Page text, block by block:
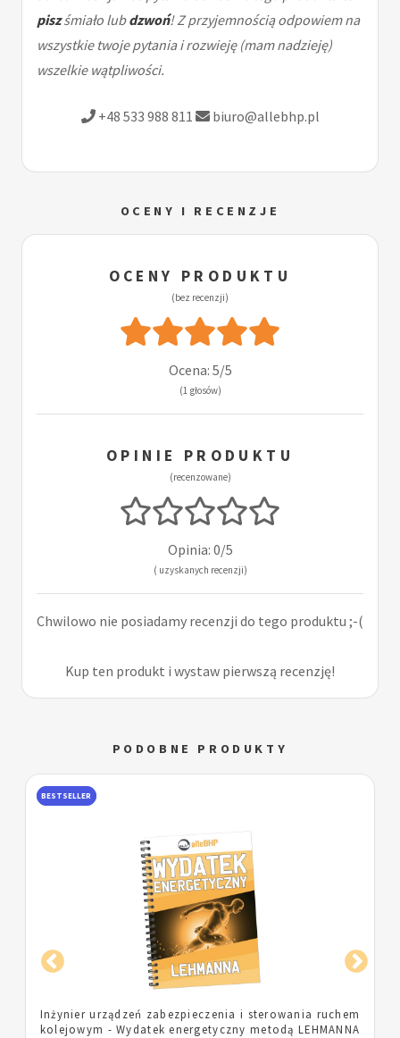
piszśmiało lubdzwoń! Z przyjemnością odpowiem na
wszystkie twoje pytania i rozwieję (mam nadzieję)
wszelkie wątpliwości.
+48 533 988 811 biuro@allebhp.pl
OCENY I RECENZJE
OCENY PRODUKTU
(bez recenzji)
Ocena: 5/5
(1 głosów)
OPINIE PRODUKTU
(recenzowane)
Opinia: 0/5
( uzyskanych recenzji)
Chwilowo nie posiadamy recenzji do tego produktu ;-(
Kup ten produkt i wystaw pierwszą recenzję!
PODOBNE PRODUKTY
BESTSELLER
Pielęgniarka - Wydatek energetyczny metodą
LEHMANNA